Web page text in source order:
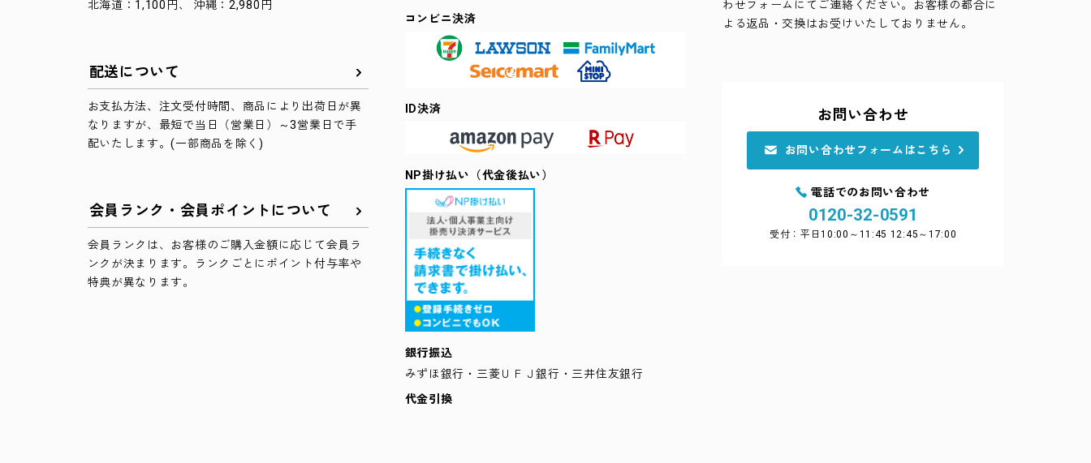
北海道：1,100円、 沖縄：2,980円
配送について
お支払方法、注文受付時間、商品により出荷日が異
なりますが、最短で当日（営業日）～3営業日で手
配いたします。(一部商品を除く)
会員ランク・会員ポイントについて
会員ランクは、お客様のご購入金額に応じて会員ラ
ンクが決まります。ランクごとにポイント付与率や
特典が異なります。
コンビニ決済
ID決済
NP掛け払い（代金後払い）
銀行振込
みずほ銀行・三菱ＵＦＪ銀行・三井住友銀行
代金引換
わせフォームにてご連絡ください。お客様の都合に
よる返品・交換はお受けいたしておりません。
お問い合わせ
お問い合わせフォームはこちら
電話でのお問い合わせ
0120-32-0591
受付：平日10:00～11:45 12:45～17:00